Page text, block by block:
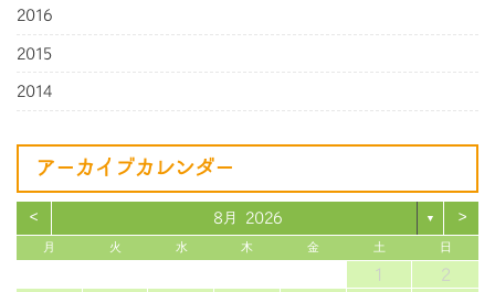
2016
2015
2014
アーカイブカレンダー
< 8月 2026 ▼ >
月 火 水 木 金 土 日
1
2